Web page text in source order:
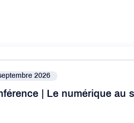
2026
| Le numérique au